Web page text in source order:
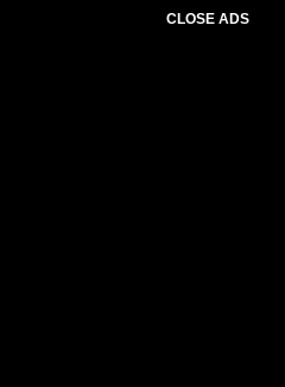
CLOSE ADS